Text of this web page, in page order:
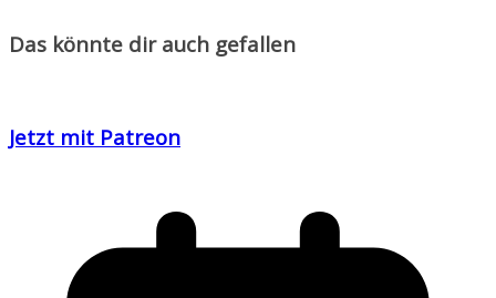
Das könnte dir auch gefallen
Jetzt mit Patreon